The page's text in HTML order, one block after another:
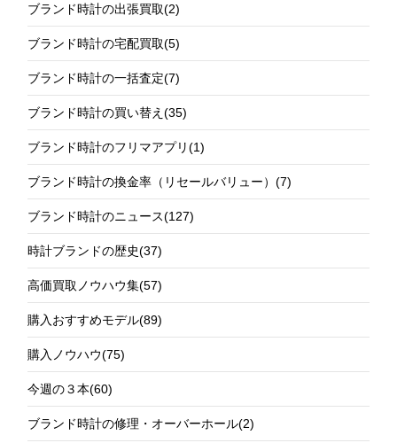
ブランド時計の出張買取(2)
ブランド時計の宅配買取(5)
ブランド時計の一括査定(7)
ブランド時計の買い替え(35)
ブランド時計のフリマアプリ(1)
ブランド時計の換金率（リセールバリュー）(7)
ブランド時計のニュース(127)
時計ブランドの歴史(37)
高価買取ノウハウ集(57)
購入おすすめモデル(89)
購入ノウハウ(75)
今週の３本(60)
ブランド時計の修理・オーバーホール(2)